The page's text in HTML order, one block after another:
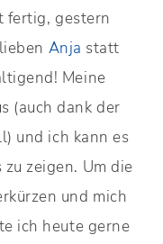
fertig, gestern
Anja statt
Meine
(auch dank der
und ich kann es
zeigen. Um die
und mich
ich heute gerne